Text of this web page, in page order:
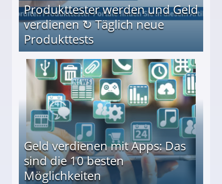
Produkttester werden und Geld
verdienen ↻ Täglich neue
Produkttests
↻ Täglich neue Produkttests
Geld verdienen mit Apps: Das
sind die 10 besten
Möglichkeiten